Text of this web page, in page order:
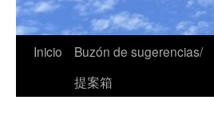
Inicio
Buzón de sugerencias/
提案箱